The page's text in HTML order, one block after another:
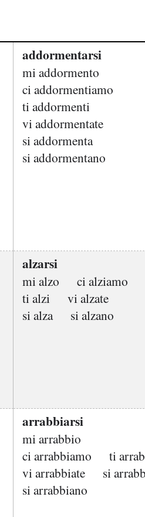
addormentarsi
mi addormento
ci addormentiamo
ti addormenti
vi addormentate
si addormenta
si addormentano
alzarsi
mi alzo
ci alziamo
ti alzi
vi alzate
si alza
si alzano
arrabbiarsi
mi arrabbio
ci arrabbiamo
ti
vi arrabbiate
si
si arrabbiano